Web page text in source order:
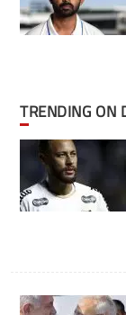
TRENDING ON